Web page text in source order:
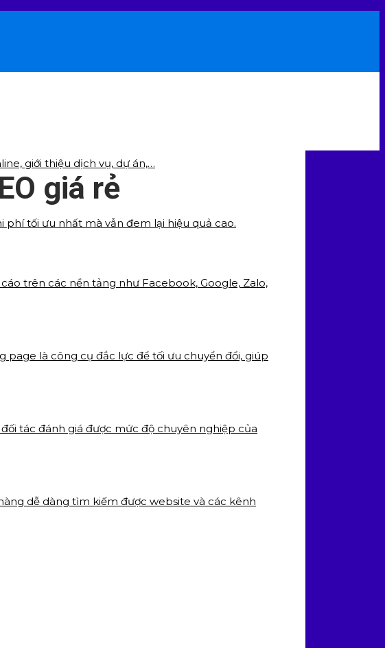
giới thiệu dịch vụ, dự án,…
tối ưu nhất mà vẫn đem lại hiệu quả cao.
trên các nền tảng như Facebook, Google, Zalo,
page là công cụ đắc lực để tối ưu chuyển đổi, giúp
tác đánh giá được mức độ chuyên nghiệp của
dễ dàng tìm kiếm được website và các kênh
giá rẻ